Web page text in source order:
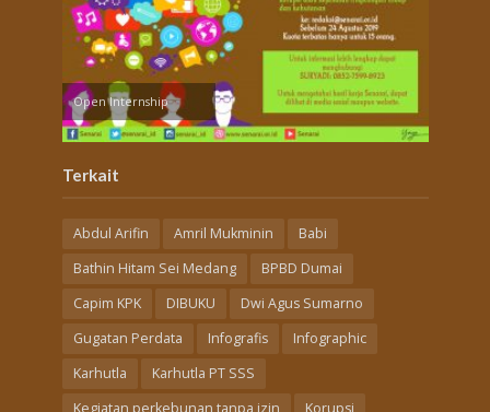
Open Internship
Terkait
Abdul Arifin Amril Mukminin
Babi
Bathin Hitam Sei Medang
BPBD Dumai
Capim KPK
DIBUKU
Dwi Agus Sumarno
Gugatan Perdata
Infografis
Infographic
Karhutla
Karhutla PT SSS
Kegiatan perkebunan tanpa izin
Korupsi